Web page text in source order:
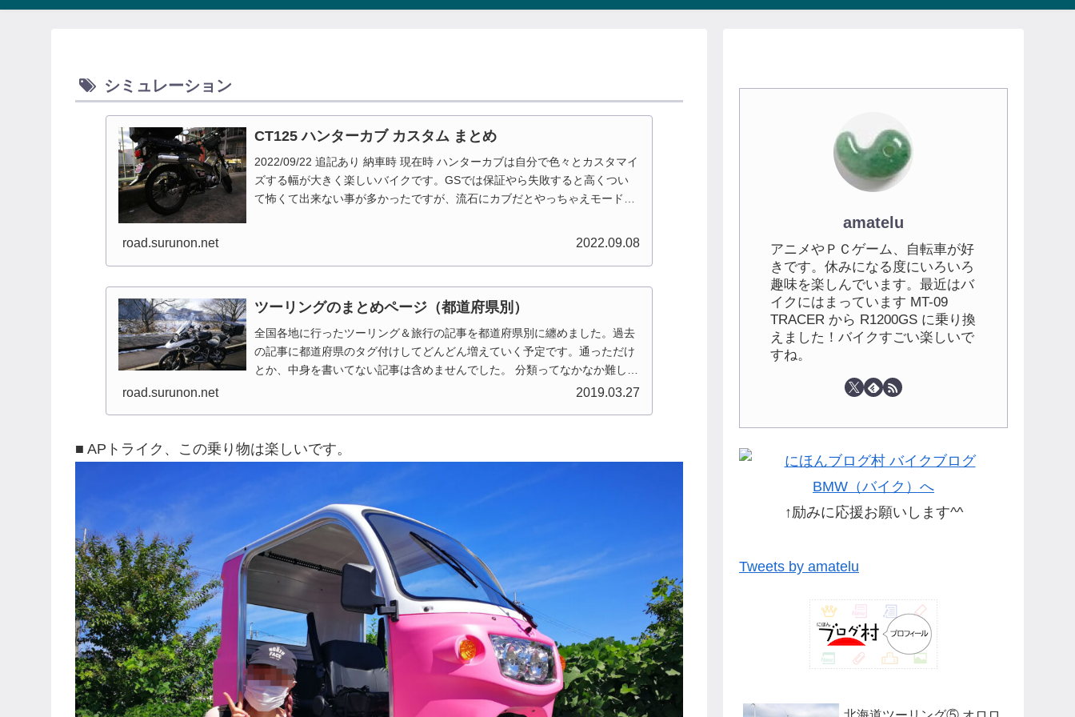
シミュレーション
CT125 ハンターカブ カスタム まとめ
2022/09/22 追記あり 納車時 現在時 ハンターカブは自分で色々とカスタマイ
ズする幅が大きく楽しいバイクです。GSでは保証やら失敗すると高くつい
て怖くて出来ない事が多かったですが、流石にカブだとやっちゃえモードに
road.surunon.net 2022.09.08
ツーリングのまとめページ（都道府県別）
全国各地に行ったツーリング＆旅行の記事を都道府県別に纏めました。過去
の記事に都道府県のタグ付けしてどんどん増えていく予定です。通っただけ
とか、中身を書いてない記事は含めませんでした。 分類ってなかなか難しい
road.surunon.net 2019.03.27
■ APトライク、この乗り物は楽しいです。
amatelu
アニメやＰＣゲーム、自転車が好
きです。休みになる度にいろいろ
趣味を楽しんでいます。最近はバ
イクにはまっています MT-09
TRACER から R1200GS に乗り換
えました！バイクすごい楽しいで
すね。
↑励みに応援お願いします^^
Tweets by amatelu